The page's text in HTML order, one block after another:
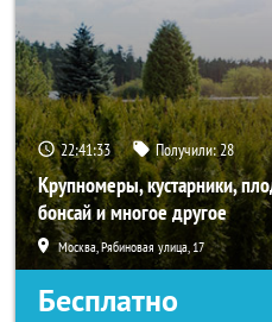
22:41:32 Получили:28
Крупномеры, кустарники,
бонсай и многое другое
Москва, Рябиновая улица, 17
Бесплатно